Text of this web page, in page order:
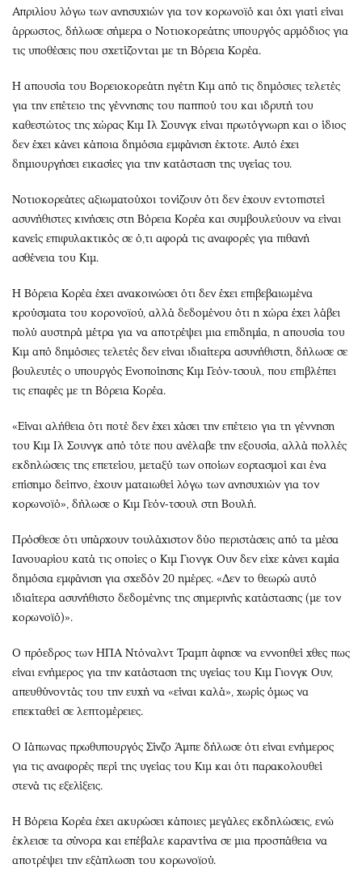
Βιβλίο
Χειρόγραφα
Προσωπικότητες στην ''Κ''
Επιστολές
Απριλίου λόγω των ανησυχιών για τον κορωνοϊό και όχι γιατί είναι
άρρωστος, δήλωσε σήμερα ο Νοτιοκορεάτης υπουργός αρμόδιος για
τις υποθέσεις που σχετίζονται με τη Βόρεια Κορέα.
Η απουσία του Βορειοκορεάτη ηγέτη Κιμ από τις δημόσιες τελετές
για την επέτειο της γέννησης του παππού του και ιδρυτή του
καθεστώτος της χώρας Κιμ Ιλ Σουνγκ είναι πρωτόγνωρη και ο ίδιος
δεν έχει κάνει κάποια δημόσια εμφάνιση έκτοτε. Αυτό έχει
δημιουργήσει εικασίες για την κατάσταση της υγείας του.
Νοτιοκορεάτες αξιωματούχοι τονίζουν ότι δεν έχουν εντοπιστεί
ασυνήθιστες κινήσεις στη Βόρεια Κορέα και συμβουλεύουν να είναι
κανείς επιφυλακτικός σε ό,τι αφορά τις αναφορές για πιθανή
ασθένεια του Κιμ.
Η Βόρεια Κορέα έχει ανακοινώσει ότι δεν έχει επιβεβαιωμένα
κρούσματα του κορονοϊού, αλλά δεδομένου ότι η χώρα έχει λάβει
πολύ αυστηρά μέτρα για να αποτρέψει μια επιδημία, η απουσία του
Κιμ από δημόσιες τελετές δεν είναι ιδιαίτερα ασυνήθιστη, δήλωσε σε
βουλευτές ο υπουργός Ενοποίησης Κιμ Γεόν-τσουλ, που επιβλέπει
τις επαφές με τη Βόρεια Κορέα.
«Είναι αλήθεια ότι ποτέ δεν έχει χάσει την επέτειο για τη γέννηση
του Κιμ Ιλ Σουνγκ από τότε που ανέλαβε την εξουσία, αλλά πολλές
εκδηλώσεις της επετείου, μεταξύ των οποίων εορτασμοί και ένα
επίσημο δείπνο, έχουν ματαιωθεί λόγω των ανησυχιών για τον
κορωνοϊό», δήλωσε ο Κιμ Γεόν-τσουλ στη Βουλή.
Πρόσθεσε ότι υπάρχουν τουλάχιστον δύο περιστάσεις από τα μέσα
Ιανουαρίου κατά τις οποίες ο Κιμ Γιονγκ Ουν δεν είχε κάνει καμία
δημόσια εμφάνιση για σχεδόν 20 ημέρες. «Δεν το θεωρώ αυτό
ιδιαίτερα ασυνήθιστο δεδομένης της σημερινής κατάστασης (με τον
κορωνοϊό)».
Ο πρόεδρος των ΗΠΑ Ντόναλντ Τραμπ άφησε να εννοηθεί χθες πως
είναι ενήμερος για την κατάσταση της υγείας του Κιμ Γιονγκ Ουν,
απευθύνοντάς του την ευχή να «είναι καλά», χωρίς όμως να
επεκταθεί σε λεπτομέρειες.
Ο Ιάπωνας πρωθυπουργός Σίνζο Άμπε δήλωσε ότι είναι ενήμερος
για τις αναφορές περί της υγείας του Κιμ και ότι παρακολουθεί
στενά τις εξελίξεις.
Η Βόρεια Κορέα έχει ακυρώσει κάποιες μεγάλες εκδηλώσεις, ενώ
έκλεισε τα σύνορα και επέβαλε καραντίνα σε μια προσπάθεια να
αποτρέψει την εξάπλωση του κορωνοϊού.